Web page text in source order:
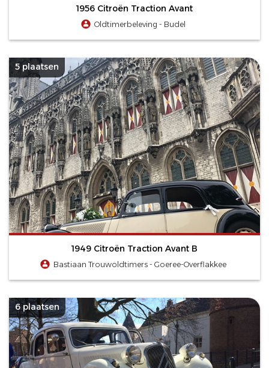
1956 Citroën Traction Avant
Oldtimerbeleving - Budel
5 plaatsen
1949 Citroën Traction Avant B
Bastiaan Trouwoldtimers - Goeree-Overflakkee
6 plaatsen